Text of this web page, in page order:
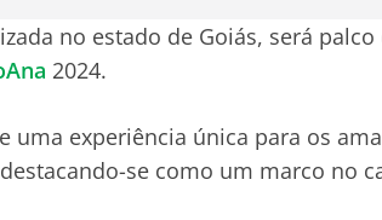
no estado de Goiás, será
2024.
uma experiência única para os
se como um marco no